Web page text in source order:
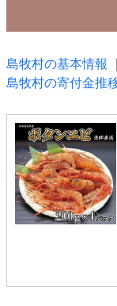
島牧村の基本情報 ｜
島牧村の寄付金推